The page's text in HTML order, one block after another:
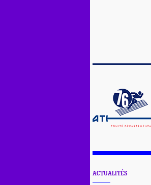
ACTUALITÉS